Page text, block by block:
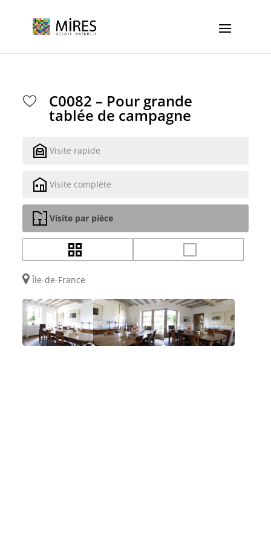
C0082 – Pour grande
tablée de campagne
Visite rapide
Visite complète
Visite par pièce
Île-de-France